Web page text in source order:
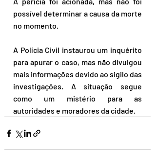
possível determinar a causa da morte
no momento.
A Polícia Civil instaurou um inquérito
para apurar o caso, mas não divulgou
mais informações devido ao sigilo das
investigações. A situação segue
como um mistério para as
autoridades e moradores da cidade.